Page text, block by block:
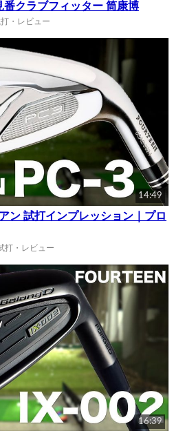
クラブフィッター 筒康博
・レビュー
14:49
ン 試打インプレッション｜プロ
打・レビュー
16:39